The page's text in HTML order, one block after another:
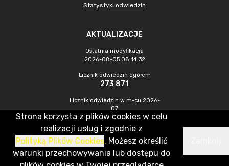
Statystyki odwiedzin
AKTUALIZACJE
Ostatnia modyfikacja
2026-08-05 08:14:32
Licznik odwiedzin ogółem
273 871
Licznik odwiedzin w m-cu 2026-
07
660
CMS & Hosting: Nefeni Sp. z o.o.
Strona korzysta z plików cookies w celu
realizacji usług i zgodnie z
Polityką Plików Cookies. Możesz określić
warunki przechowywania lub dostępu do